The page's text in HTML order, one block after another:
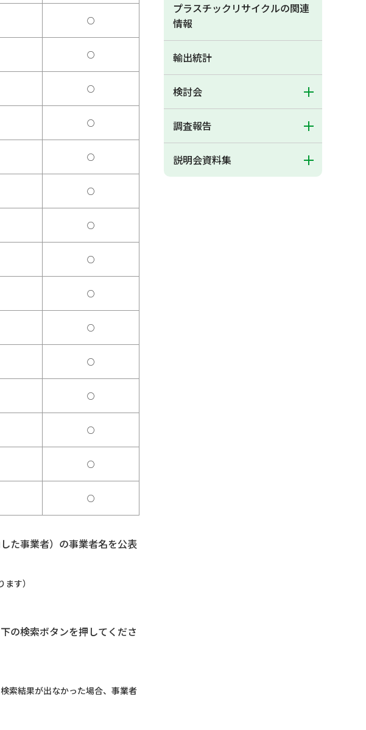
○
○
○
○
○
○
○
○
○
○
○
○
○
○
○
た事業者）の事業者名を公表
す）
の検索ボタンを押してくださ
索結果が出なかった場合、事業者
プラスチックリサイクルの関連
情報
輸出統計
検討会
調査報告
説明会資料集